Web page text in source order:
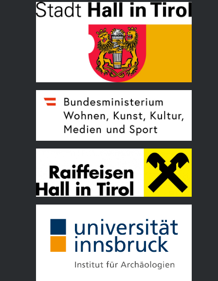
Land Tirol